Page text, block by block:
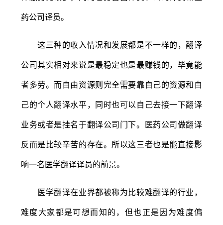
药公司译员。
这三种的收入情况和发展都是不一样的，翻译
公司其实相对来说是最稳定也是最赚钱的，毕竟能
者多劳。而自由资源则完全需要靠自己的资源和自
己的个人翻译水平，同时也可以自己去接一下翻译
业务或者是挂名于翻译公司门下。医药公司做翻译
反而是比较辛苦的存在。所以这三者也是能直接影
响一名医学翻译译员的前景。
医学翻译在业界都被称为比较难翻译的行业，
难度大家都是可想而知的，但也正是因为难度偏